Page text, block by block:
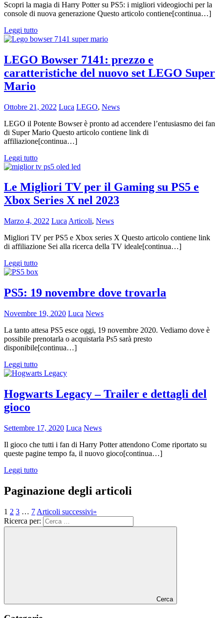
Scopri la magia di Harry Potter su PS5: i migliori videogiochi per la
console di nuova generazione Questo articolo contiene[continua…]
Leggi tutto
LEGO Bowser 7141: prezzo e
caratteristiche del nuovo set LEGO Super
Mario
Ottobre 21, 2022 Luca LEGO, News
LEGO il Potente Bowser è pronto ad accendere l’entusiasmo dei fan
di Super Mario Questo articolo contiene link di
affiliazione[continua…]
Leggi tutto
Le Migliori TV per il Gaming su PS5 e
Xbox Series X nel 2023
Marzo 4, 2022 Luca Articoli, News
Migliori TV per PS5 e Xbox series X Questo articolo contiene link
di affiliazione Sei alla ricerca della TV ideale[continua…]
Leggi tutto
PS5: 19 novembre dove trovarla
Novembre 19, 2020 Luca News
La tanto attesa PS5 esce oggi, 19 novembre 2020. Vediamo dove è
possibile prenotarla o acquistarla Ps5 sarà presto
disponibile[continua…]
Leggi tutto
Hogwarts Legacy – Trailer e dettagli del
gioco
Settembre 17, 2020 Luca News
Il gioco che tutti i fan di Harry Potter attendono Come riportato su
queste pagine tempo fa, il nuovo gioco[continua…]
Leggi tutto
Paginazione degli articoli
1 2 3 … 7 Articoli successivi»
Ricerca per:
Cerca